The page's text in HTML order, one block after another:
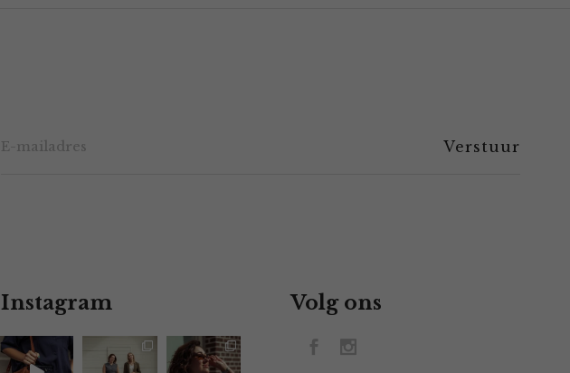
Instagram Volg ons